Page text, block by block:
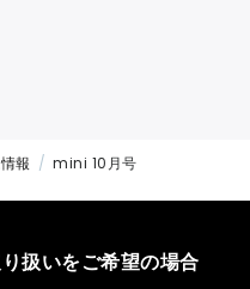
報 mini 10月号
扱いをご希望の場合